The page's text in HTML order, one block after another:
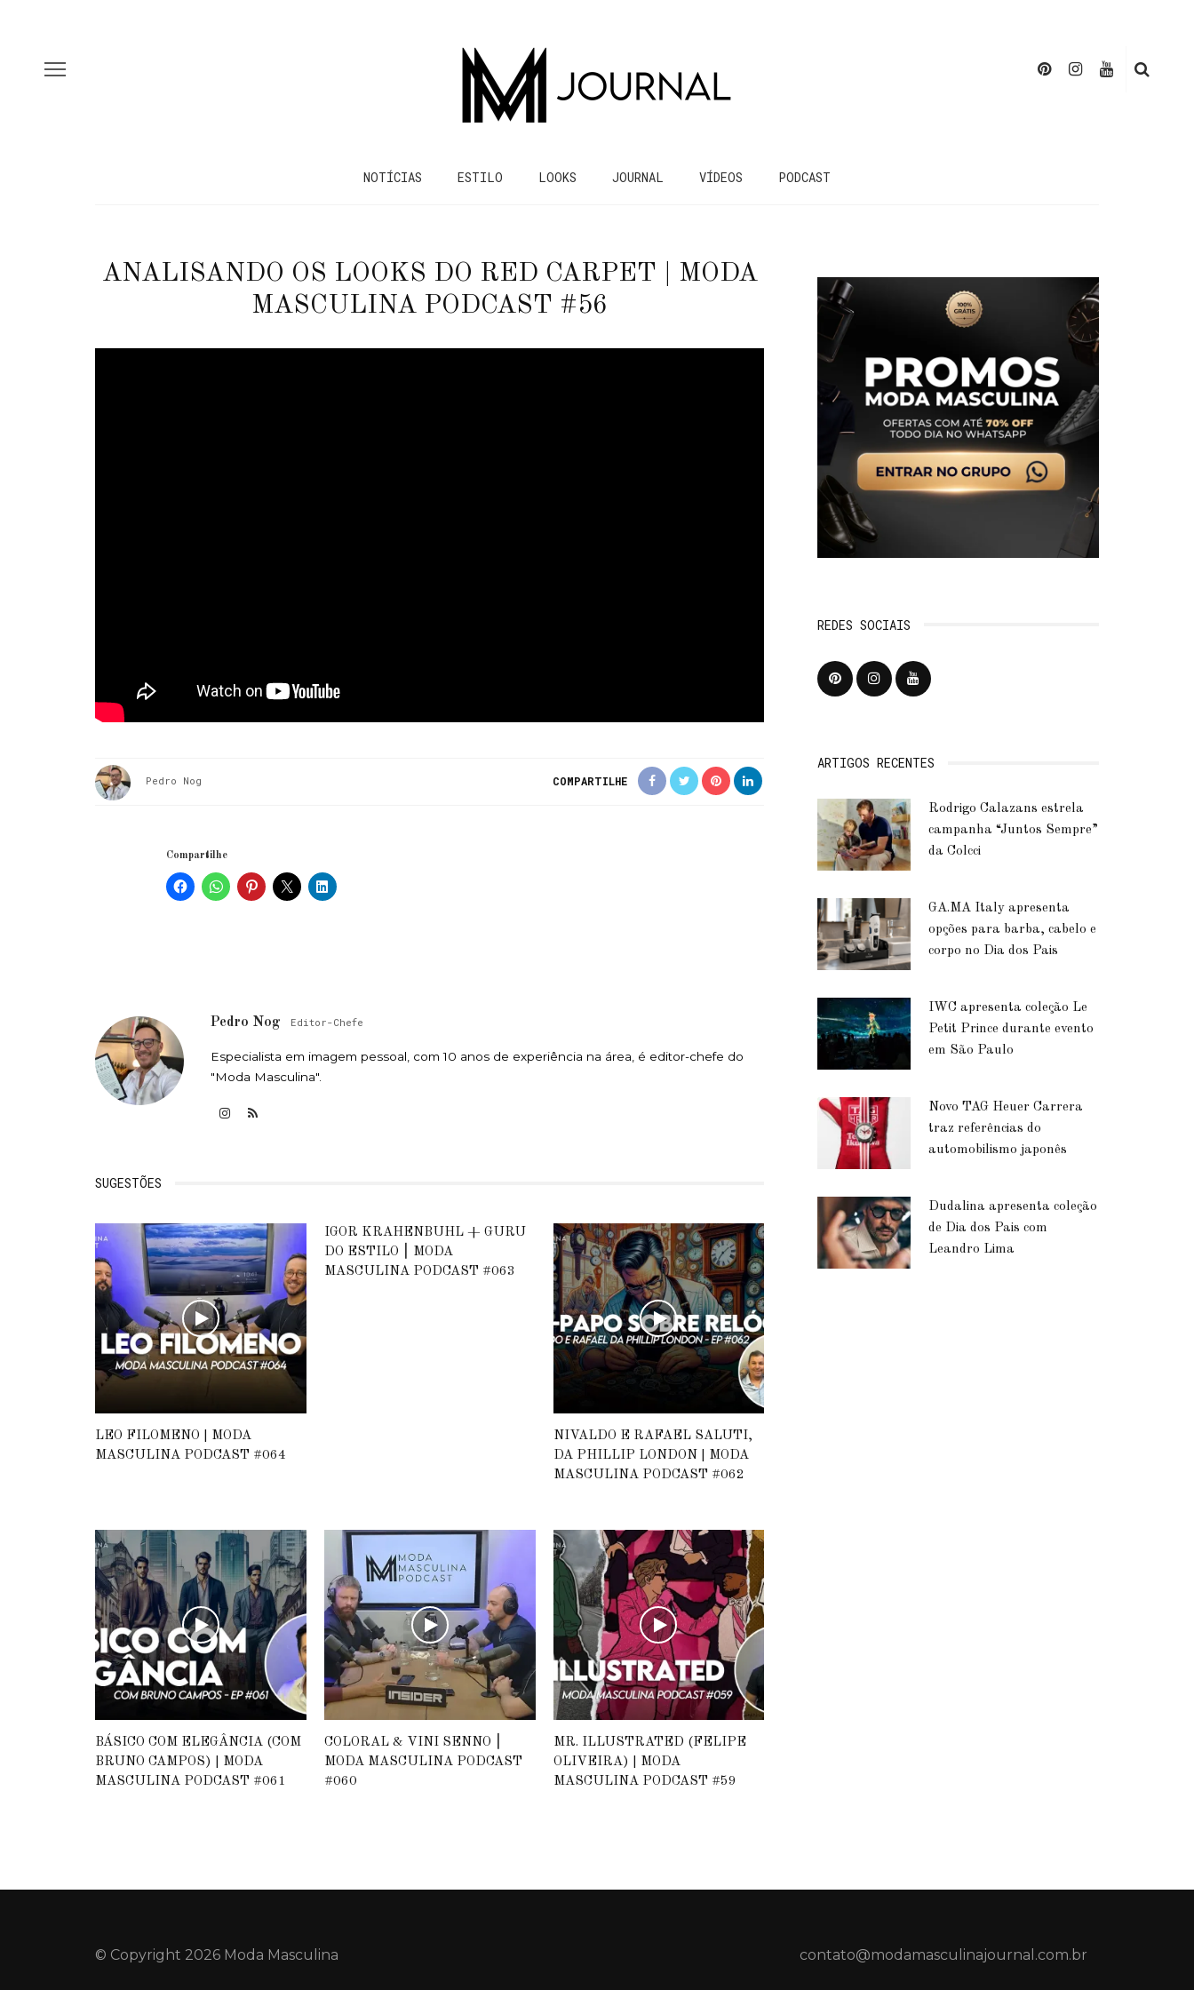
NOTÍCIAS ESTILO LOOKS JOURNAL VÍDEOS PODCAST
ANALISANDO OS LOOKS DO RED CARPET | MODA
MASCULINA PODCAST #56
Pedro Nog COMPARTILHE
Compartilhe
Pedro Nog Editor-Chefe
Especialista em imagem pessoal, com 10 anos de experiência na área, é editor-chefe do
"Moda Masculina".
SUGESTÕES
LEO FILOMENO | MODA
MASCULINA PODCAST #064
IGOR KRAHENBUHL + GURU
DO ESTILO ⎮ MODA
MASCULINA PODCAST #063
NIVALDO E RAFAEL SALUTI,
DA PHILLIP LONDON | MODA
MASCULINA PODCAST #062
BÁSICO COM ELEGÂNCIA (COM
BRUNO CAMPOS) | MODA
MASCULINA PODCAST #061
COLORAL & VINI SENNO ⎮
MODA MASCULINA PODCAST
#060
MR. ILLUSTRATED (FELIPE
OLIVEIRA) | MODA
MASCULINA PODCAST #59
REDES SOCIAIS
ARTIGOS RECENTES
Rodrigo Calazans estrela
campanha “Juntos Sempre”
da Colcci
GA.MA Italy apresenta
opções para barba, cabelo e
corpo no Dia dos Pais
IWC apresenta coleção Le
Petit Prince durante evento
em São Paulo
Novo TAG Heuer Carrera
traz referências do
automobilismo japonês
Dudalina apresenta coleção
de Dia dos Pais com
Leandro Lima
© Copyright 2026 Moda Masculina contato@modamasculinajournal.com.br